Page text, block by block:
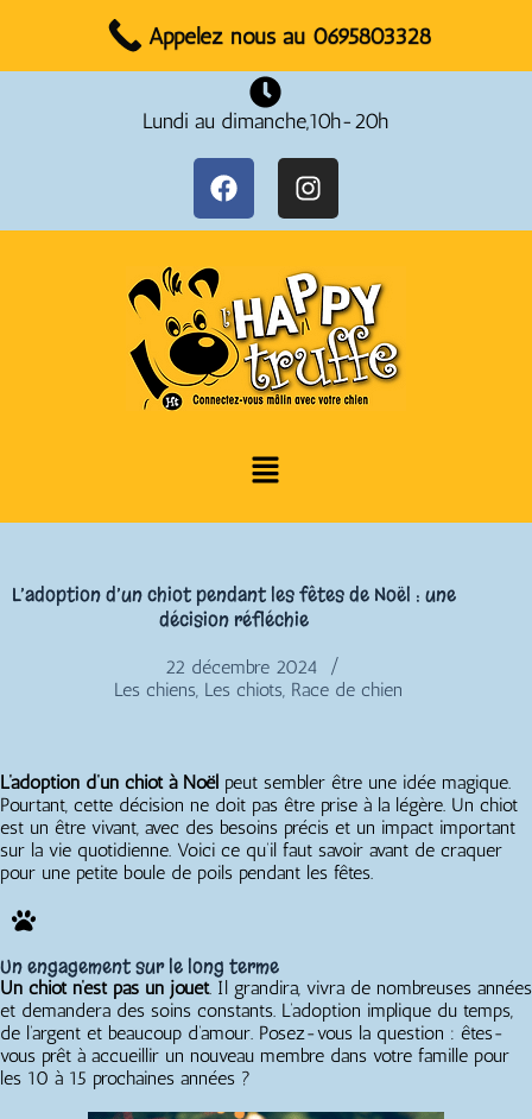
Réservez votre rendez-vous dès maintenant !
Lundi au dimanche,10h-20h
L’adoption d’un chiot pendant les fêtes de Noël : une
décision réfléchie
22 décembre 2024
Les chiens, Les chiots, Race de chien
L’adoption d’un chiot à Noël peut sembler être une idée magique.
Pourtant, cette décision ne doit pas être prise à la légère. Un chiot
est un être vivant, avec des besoins précis et un impact important
sur la vie quotidienne. Voici ce qu’il faut savoir avant de craquer
pour une petite boule de poils pendant les fêtes.
Un engagement sur le long terme
Un chiot n’est pas un jouet. Il grandira, vivra de nombreuses années
et demandera des soins constants. L’adoption implique du temps,
de l’argent et beaucoup d’amour. Posez-vous la question : êtes-
vous prêt à accueillir un nouveau membre dans votre famille pour
les 10 à 15 prochaines années ?
Appelez nous au 0695803328